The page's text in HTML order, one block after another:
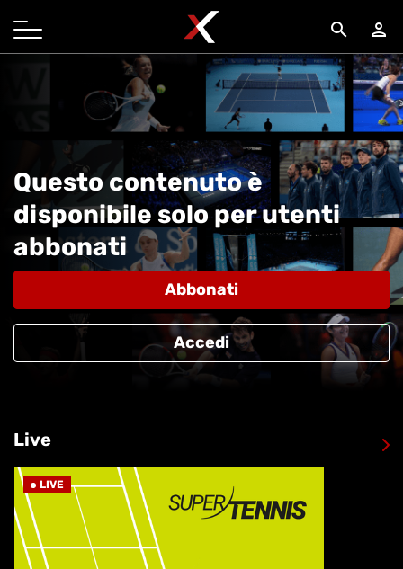
search person
Questo contenuto è
disponibile solo per utenti
abbonati
Abbonati
Accedi
Live
LIVE